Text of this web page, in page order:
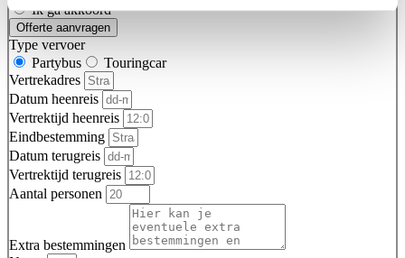
Ik ga akkoord
Offerte aanvragen
Type vervoer
Partybus
Touringcar
Vertrekadres
Datum heenreis
Vertrektijd heenreis
Eindbestemming
Datum terugreis
Vertrektijd terugreis
Aantal personen
Extra bestemmingen